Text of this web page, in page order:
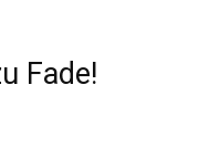
Fade!